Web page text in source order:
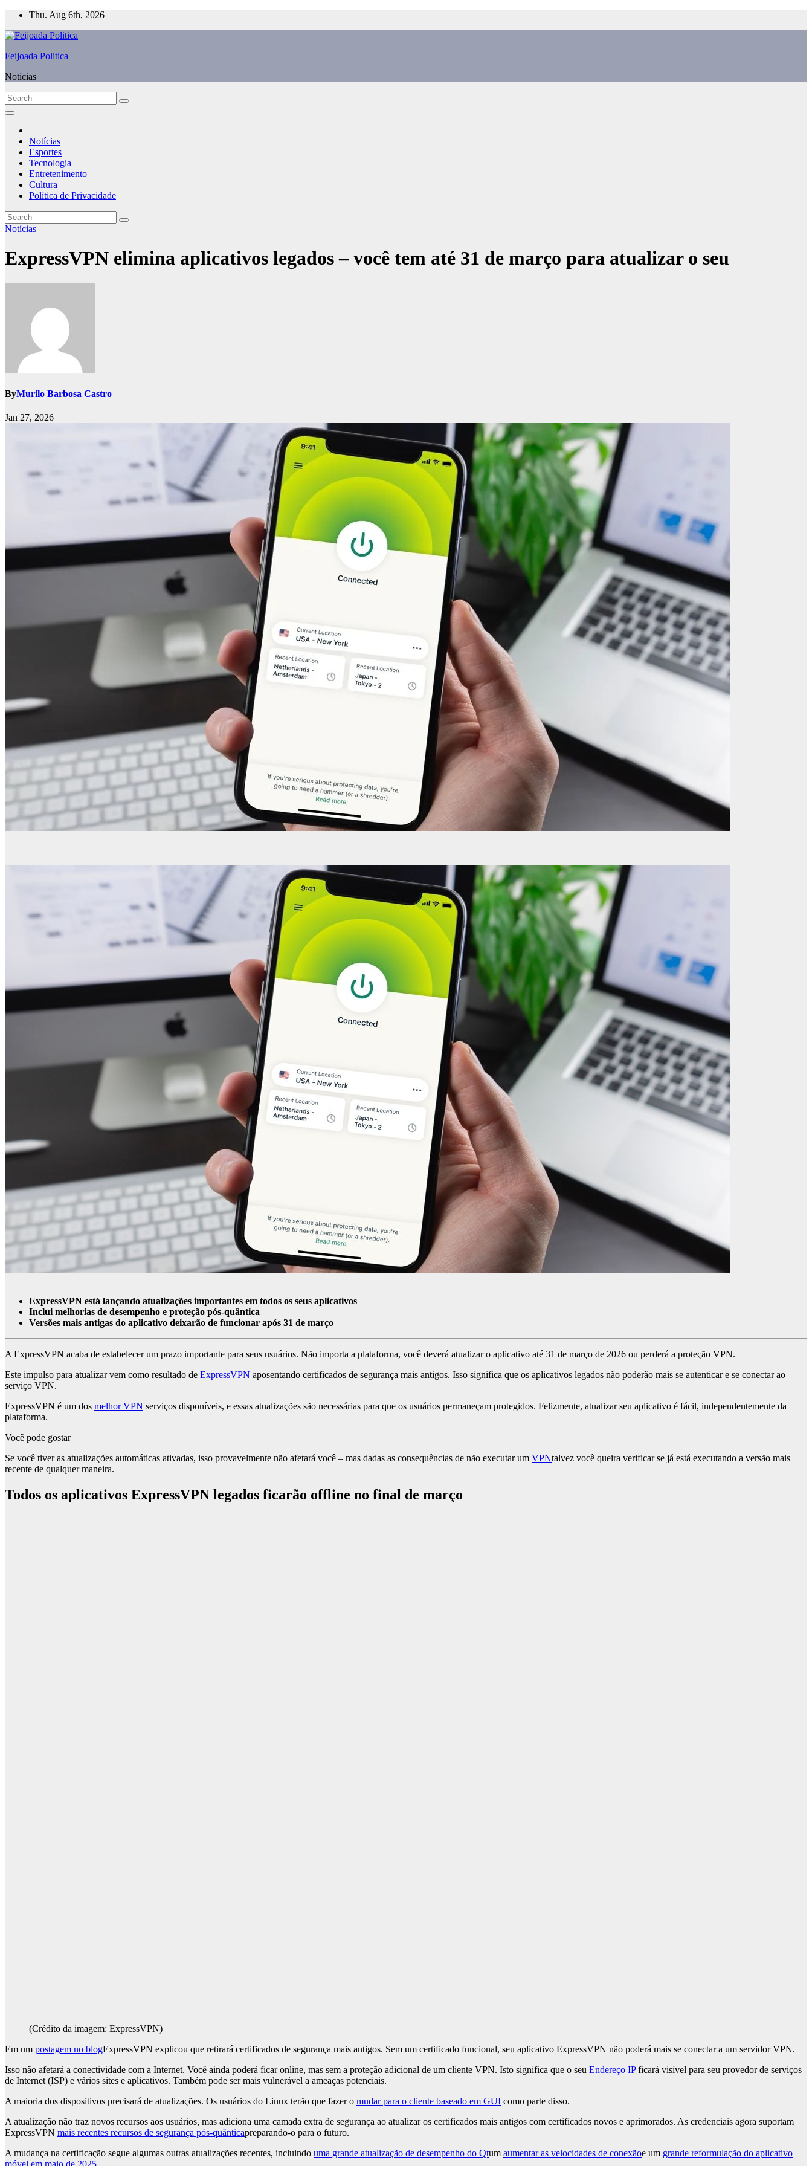
Skip
content
Thu. Aug 6th, 2026
Feijoada Politica
Notícias
Notícias
Esportes
Tecnologia
Entretenimento
Cultura
Política de Privacidade
Notícias
ExpressVPN elimina aplicativos legados – você tem até 31 de março para atualizar o seu
ByMurilo Barbosa Castro
Jan 27, 2026
ExpressVPN está lançando atualizações importantes em todos os seus aplicativos
Inclui melhorias de desempenho e proteção pós-quântica
Versões mais antigas do aplicativo deixarão de funcionar após 31 de março
A ExpressVPN acaba de estabelecer um prazo importante para seus usuários. Não importa a plataforma, você deverá atualizar o aplicativo até 31 de março de 2026 ou perderá a proteção VPN.
Este impulso para atualizar vem como resultado de ExpressVPN aposentando certificados de segurança mais antigos. Isso significa que os aplicativos legados não poderão mais se autenticar e se conectar ao
serviço VPN.
ExpressVPN é um dos melhor VPN serviços disponíveis, e essas atualizações são necessárias para que os usuários permaneçam protegidos. Felizmente, atualizar seu aplicativo é fácil, independentemente da
plataforma.
Você pode gostar
Se você tiver as atualizações automáticas ativadas, isso provavelmente não afetará você – mas dadas as consequências de não executar um VPNtalvez você queira verificar se já está executando a versão mais
recente de qualquer maneira.
Todos os aplicativos ExpressVPN legados ficarão offline no final de março
(Crédito da imagem: ExpressVPN)
Em um postagem no blogExpressVPN explicou que retirará certificados de segurança mais antigos. Sem um certificado funcional, seu aplicativo ExpressVPN não poderá mais se conectar a um servidor VPN.
Isso não afetará a conectividade com a Internet. Você ainda poderá ficar online, mas sem a proteção adicional de um cliente VPN. Isto significa que o seu Endereço IPficará visível para seu provedor de serviços
de Internet (ISP) e vários sites e aplicativos. Também pode ser mais vulnerável a ameaças potenciais.
A maioria dos dispositivos precisará de atualizações. Os usuários do Linux terão que fazer o mudar para o cliente baseado em GUI como parte disso.
A atualização não traz novos recursos aos usuários, mas adiciona uma camada extra de segurança ao atualizar os certificados mais antigos com certificados novos e aprimorados. As credenciais agora suportam
ExpressVPN mais recentes recursos de segurança pós-quânticapreparando-o para o futuro.
A mudança na certificação segue algumas outras atualizações recentes, incluindo uma grande atualização de desempenho do Qtum aumentar as velocidades de conexãoe um grande reformulação do aplicativo
móvel em maio de 2025